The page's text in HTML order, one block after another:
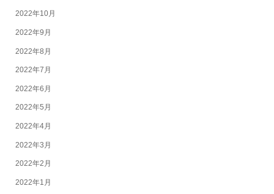
2022年10月
2022年9月
2022年8月
2022年7月
2022年6月
2022年5月
2022年4月
2022年3月
2022年2月
2022年1月